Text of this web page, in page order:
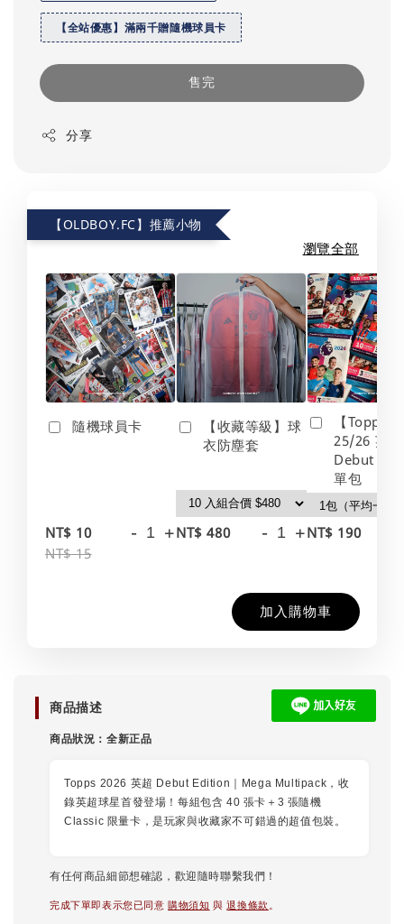
【全站優惠】滿兩千贈隨機球員卡
售完
分享
【OLDBOY.FC】推薦小物
瀏覽全部
隨機球員卡
NT$ 10
NT$ 15
- +
【收藏等級】球
衣防塵套
NT$ 480 - +
【Topps】
25/26 英
Debut
單包
NT$ 190
加入購物車
商品描述
商品狀況： 全新正品
Topps 2026 英超 Debut Edition｜Mega Multipack，收
錄英超球星首發登場！每組包含 40 張卡＋3 張隨機
Classic 限量卡，是玩家與收藏家不可錯過的超值包裝。
有任何商品細節想確認，歡迎隨時聯繫我們！
完成下單即表示您已同意購物須知 與退換條款